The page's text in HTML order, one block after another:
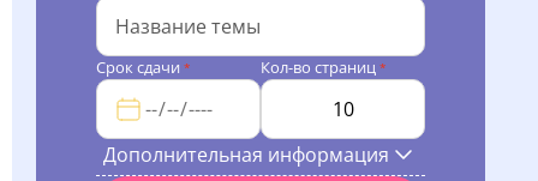
Срок сдачи * Кол-во страниц *
Дополнительная информация